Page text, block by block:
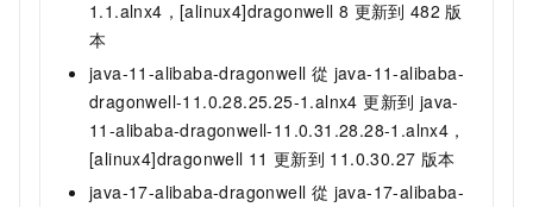
1.1.alnx4，[alinux4]dragonwell 8 更新到 482 版
本
java-11-alibaba-dragonwell 從 java-11-alibaba-
dragonwell-11.0.28.25.25-1.alnx4 更新到 java-
11-alibaba-dragonwell-11.0.31.28.28-1.alnx4，
[alinux4]dragonwell 11 更新到 11.0.30.27 版本
java-17-alibaba-dragonwell 從 java-17-alibaba-